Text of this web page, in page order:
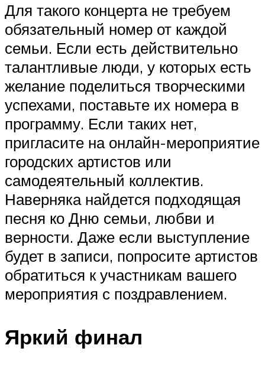
Для такого концерта не требуем
обязательный номер от каждой
семьи. Если есть действительно
талантливые люди, у которых есть
желание поделиться творческими
успехами, поставьте их номера в
программу. Если таких нет,
пригласите на онлайн-мероприятие
городских артистов или
самодеятельный коллектив.
Наверняка найдется подходящая
песня ко Дню семьи, любви и
верности. Даже если выступление
будет в записи, попросите артистов
обратиться к участникам вашего
мероприятия с поздравлением.
Яркий финал